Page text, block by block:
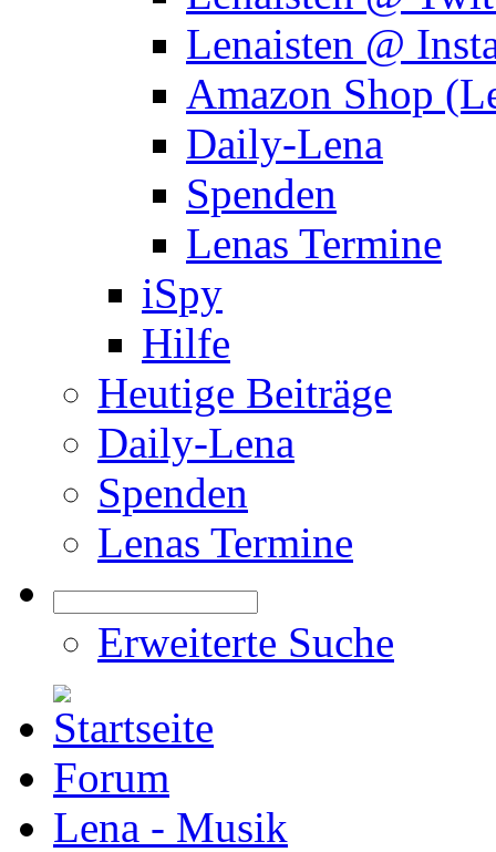
Lenaisten @
Amazon Shop
Daily-Lena
Spenden
Lenas Termine
iSpy
Hilfe
Heutige Beiträge
Daily-Lena
Spenden
Lenas Termine
Erweiterte Suche
Forum
Lena - Musik